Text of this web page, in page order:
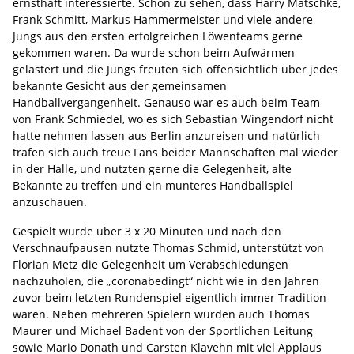
Frank Schmitt, Markus Hammermeister und viele andere
Jungs aus den ersten erfolgreichen Löwenteams gerne
gekommen waren. Da wurde schon beim Aufwärmen
gelästert und die Jungs freuten sich offensichtlich über jedes
bekannte Gesicht aus der gemeinsamen
Handballvergangenheit. Genauso war es auch beim Team
von Frank Schmiedel, wo es sich Sebastian Wingendorf nicht
hatte nehmen lassen aus Berlin anzureisen und natürlich
trafen sich auch treue Fans beider Mannschaften mal wieder
in der Halle, und nutzten gerne die Gelegenheit, alte
Bekannte zu treffen und ein munteres Handballspiel
anzuschauen.
Gespielt wurde über 3 x 20 Minuten und nach den
Verschnaufpausen nutzte Thomas Schmid, unterstützt von
Florian Metz die Gelegenheit um Verabschiedungen
nachzuholen, die „coronabedingt“ nicht wie in den Jahren
zuvor beim letzten Rundenspiel eigentlich immer Tradition
waren. Neben mehreren Spielern wurden auch Thomas
Maurer und Michael Badent von der Sportlichen Leitung
sowie Mario Donath und Carsten Klavehn mit viel Applaus